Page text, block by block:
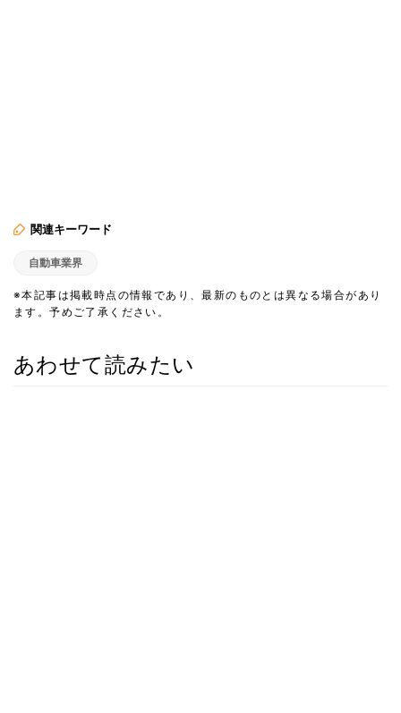
関連キーワード
自動車業界
※本記事は掲載時点の情報であり、最新のものとは異なる場合があり
ます。予めご了承ください。
あわせて読みたい